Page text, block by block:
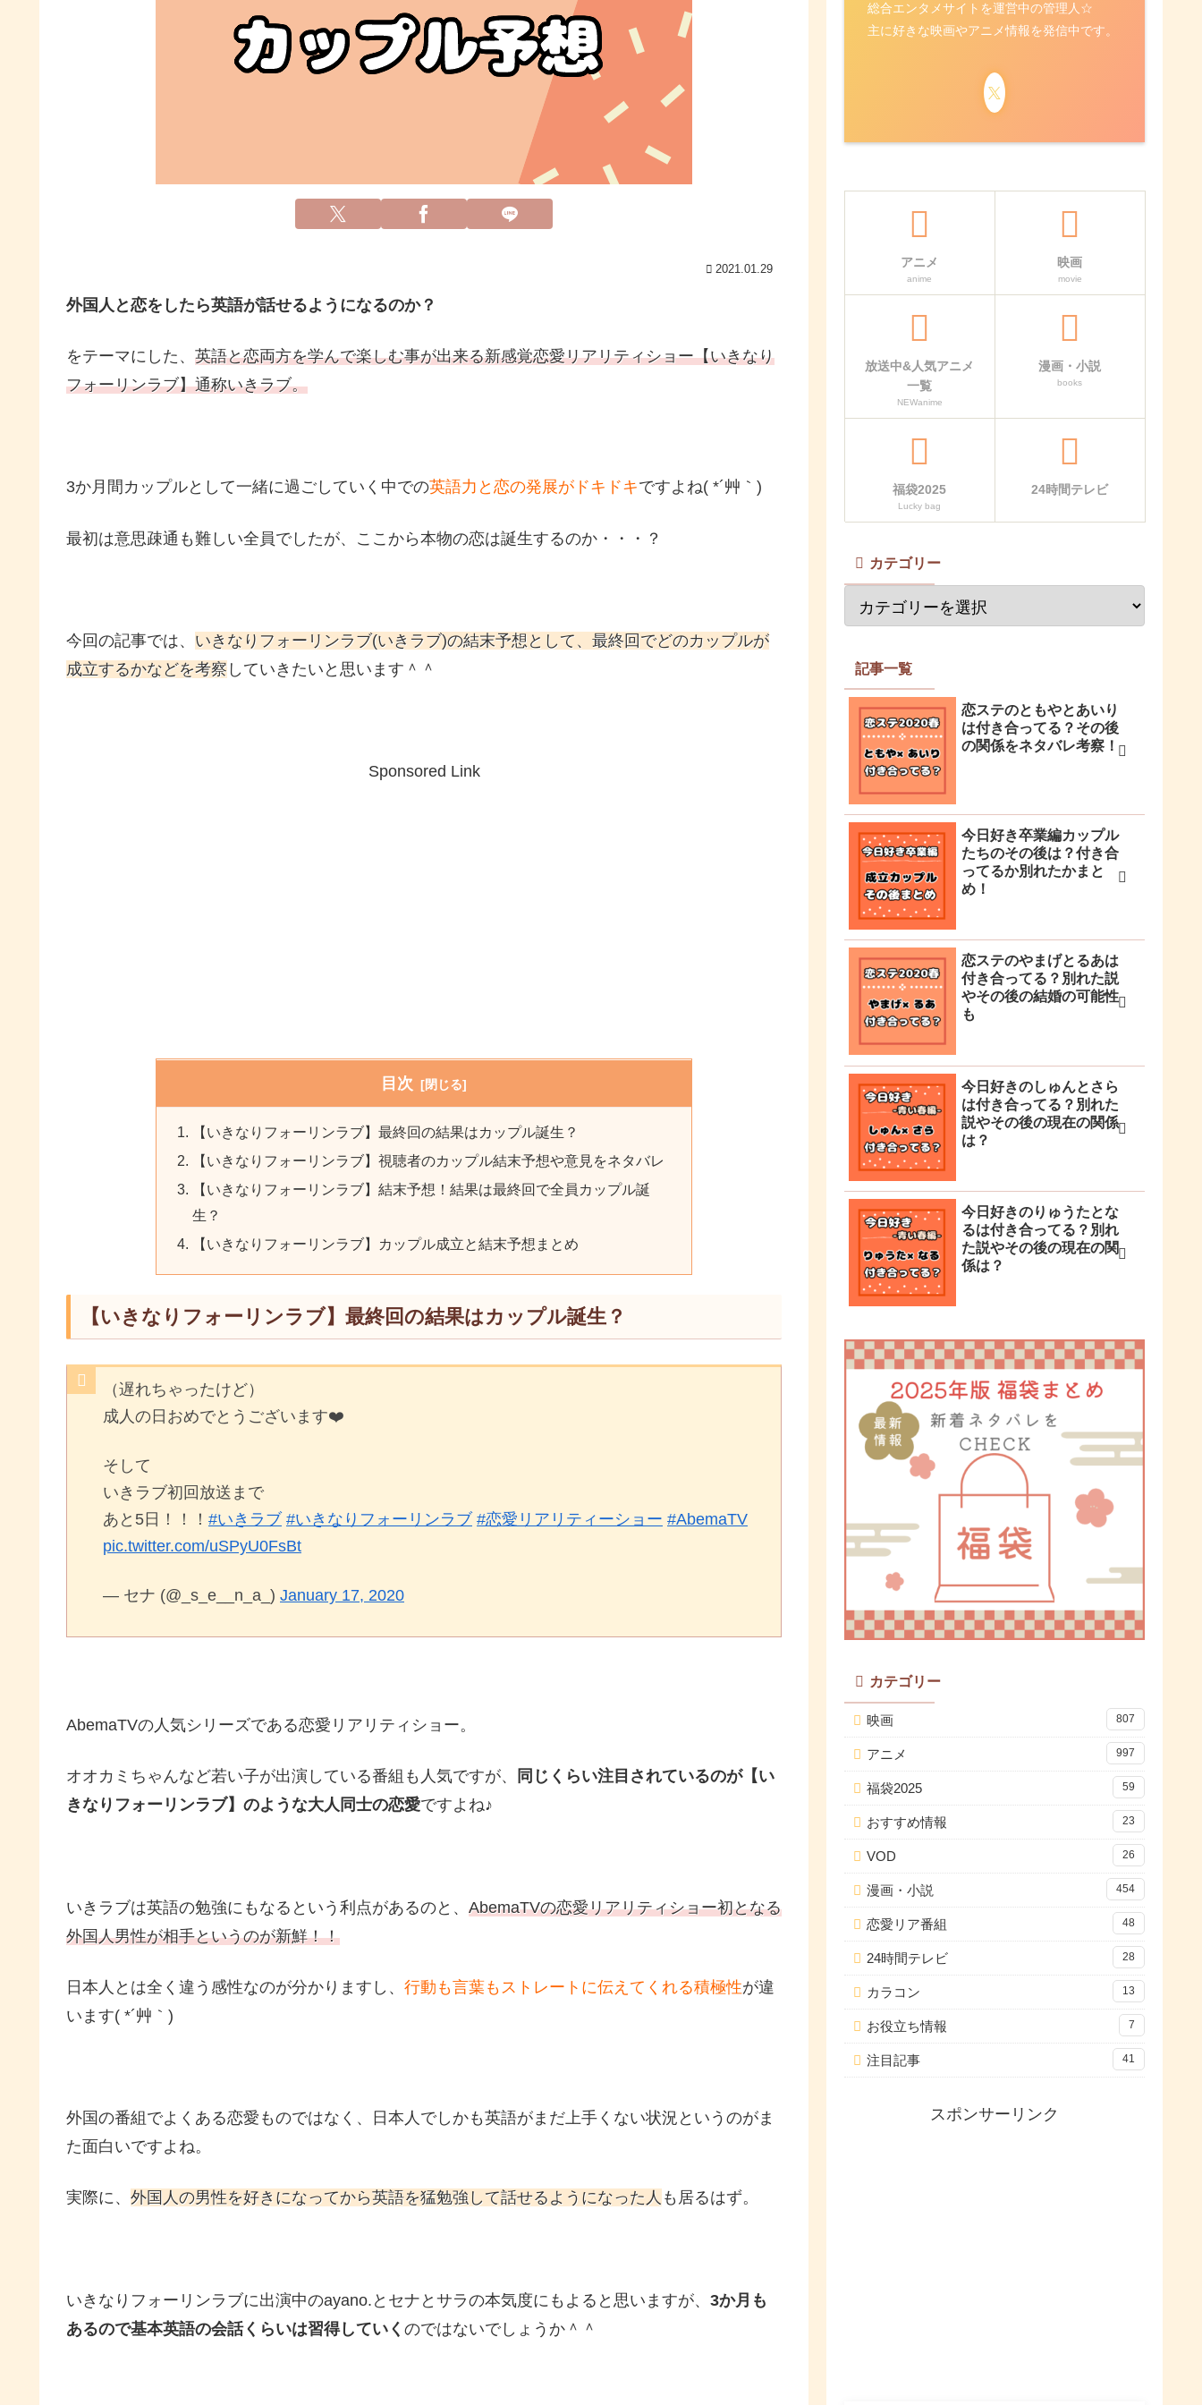
2021.01.29
外国人と恋をしたら英語が話せるようになるのか？
をテーマにした、 英語と恋両方を学んで楽しむ事が出来る新感覚恋愛リアリティショー【いきなり
フォーリンラブ】通称いきラブ。
3か月間カップルとして一緒に過ごしていく中での英語力と恋の発展がドキドキですよね( *´艸｀)
最初は意思疎通も難しい全員でしたが、ここから本物の恋は誕生するのか・・・？
今回の記事では、 いきなりフォーリンラブ(いきラブ)の結末予想として、最終回でどのカップルが
成立するかなどを考察 していきたいと思います＾＾
Sponsored Link
目次
【いきなりフォーリンラブ】最終回の結果はカップル誕生？
【いきなりフォーリンラブ】視聴者のカップル結末予想や意見をネタバレ
【いきなりフォーリンラブ】結末予想！結果は最終回で全員カップル誕
生？
【いきなりフォーリンラブ】カップル成立と結末予想まとめ
【いきなりフォーリンラブ】最終回の結果はカップル誕生？
（遅れちゃったけど）
成人の日おめでとうございます❤️
そして
いきラブ初回放送まで
あと5日！！！ #いきラブ #いきなりフォーリンラブ #恋愛リアリティーショー #AbemaTV
pic.twitter.com/uSPyU0FsBt
— セナ (@_s_e__n_a_) January 17, 2020
AbemaTVの人気シリーズである恋愛リアリティショー。
オオカミちゃんなど若い子が出演している番組も人気ですが、
同じくらい注目されているのが【い
きなりフォーリンラブ】のような大人同士の恋愛ですよね♪
いきラブは英語の勉強にもなるという利点があるのと、 AbemaTVの恋愛リアリティショー初となる
外国人男性が相手というのが新鮮！！
日本人とは全く違う感性なのが分かりますし、 行動も言葉もストレートに伝えてくれる積極性が違
います( *´艸｀)
外国の番組でよくある恋愛ものではなく、日本人でしかも英語がまだ上手くない状況というのがま
た面白いですよね。
実際に、 外国人の男性を好きになってから英語を猛勉強して話せるようになった人 も居るはず。
いきなりフォーリンラブに出演中のayano.とセナとサラの本気度にもよると思いますが、 3か月も
あるので基本英語の会話くらいは習得していく のではないでしょうか＾＾
総合エンタメサイトを運営中の管理人☆
主に好きな映画やアニメ情報を発信中です。
アニメ
anime
映画
movie
放送中&人気アニメ
一覧
NEWanime
漫画・小説
books
福袋2025
Lucky bag
24時間テレビ
カテゴリー
記事一覧
恋ステのともやとあいり
は付き合ってる？その後
の関係をネタバレ考察！
今日好き卒業編カップル
たちのその後は？付き合
ってるか別れたかまと
め！
恋ステのやまげとるあは
付き合ってる？別れた説
やその後の結婚の可能性
も
今日好きのしゅんとさら
は付き合ってる？別れた
説やその後の現在の関係
は？
今日好きのりゅうたとな
るは付き合ってる？別れ
た説やその後の現在の関
係は？
カテゴリー
映画 807
アニメ 997
福袋2025 59
おすすめ情報 23
VOD 26
漫画・小説 454
恋愛リア番組 48
24時間テレビ 28
カラコン 13
お役立ち情報 7
注目記事 41
スポンサーリンク